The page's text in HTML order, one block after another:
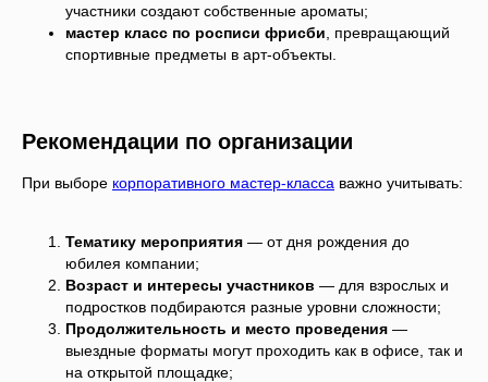
участники создают собственные ароматы;
мастер класс по росписи фрисби , превращающий
спортивные предметы в арт-объекты.
Рекомендации по организации
При выборе корпоративного мастер-класса важно учитывать:
Тематику мероприятия — от дня рождения до
юбилея компании;
Возраст и интересы участников — для взрослых и
подростков подбираются разные уровни сложности;
Продолжительность и место проведения —
выездные форматы могут проходить как в офисе, так и
на открытой площадке;